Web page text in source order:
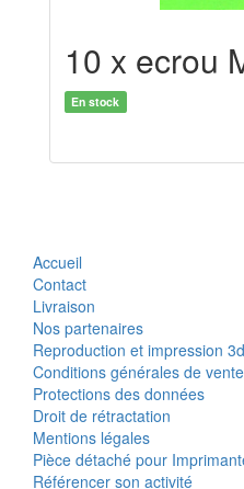
10 x ecrou
En stock
Accueil
Contact
Livraison
Nos partenaires
Reproduction et impression 3d
Conditions générales de
Protections des données
Droit de rétractation
Mentions légales
Pièce détaché pour
Référencer son activité